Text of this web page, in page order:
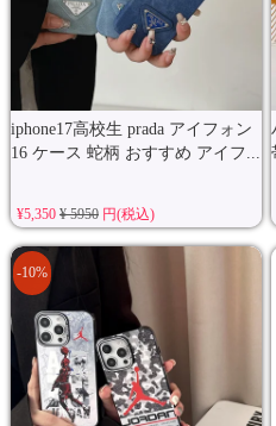
iphone17高校生 prada アイフォン
16 ケース 蛇柄 おすすめ アイフ...
¥5,350 ¥ 5950円(税込)
-10%